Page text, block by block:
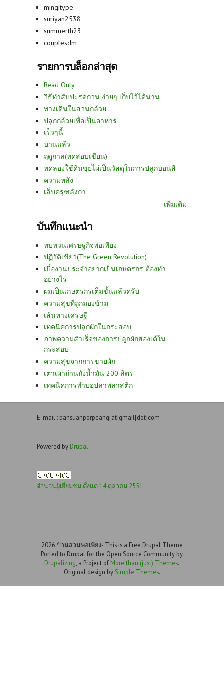
mingitype
suriyan2538
summerth23
couplesdm
รายการบล็อกล่าสุด
Read Only
วิธีทำสับปะรดกวน ง่ายๆ เก็บไว้ได้นาน
ทางเดินในสวนกล้วย
ปลูกกล้วยเพื่อเป็นอาหาร
เร็วๆนี้
บานแล้ว
ฤดูกาล(ทดสอบเขียน)
ทดลองใช้ดินขุยไผ่เป็นวัสดุในการปลูกบอนสี
ความหลัง
เล็บครุฑลังกา
เพิ่มเติม
บันทึกแนะนำ
ทบทวนเศรษฐกิจพอเพียง
ปฏิวัติเขียว(The Green Revolution)
เบื่องานประจำอยากเป็นเกษตรกร ต้องทำ
อย่างไร
ผมเป็นเกษตรกรเต็มขั้นแล้วครับ
ความสุขที่ถูกมองข้าม
เส้นทางเศรษฐี
เทคนิคการปลูกผักในกระสอบ
ภาพความสำเร็จของการปลูกผักฮ่องเต้ใน
กระสอบ
ความสุขจากการขายผัก
เตาเผาถ่านถังน้ำมัน 200 ลิตร
เทคนิคการทำบ่อปลาพลาสติก
E-mail : bansuanporpeang[at]gmail[dot]com
Powered by Drupal
จำนวนผู้เยี่ยมชม ตั้งแต่ 14 ตุลาคม 2551
2026 บ้านสวนพอเพียง- This is a Free Drupal Theme
Ported to Drupal for the Open Source Community by
Drupalizing , a Project of More than (just) Themes.
Original design by Simple Themes.